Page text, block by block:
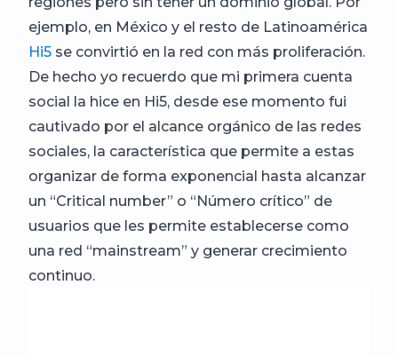
ejemplo, en México y el resto de Latinoamérica
Hi5 se convirtió en la red con más proliferación.
De hecho yo recuerdo que mi primera cuenta
social la hice en Hi5, desde ese momento fui
cautivado por el alcance orgánico de las redes
sociales, la característica que permite a estas
organizar de forma exponencial hasta alcanzar
un “Critical number” o “Número crítico” de
usuarios que les permite establecerse como
una red “mainstream” y generar crecimiento
continuo.